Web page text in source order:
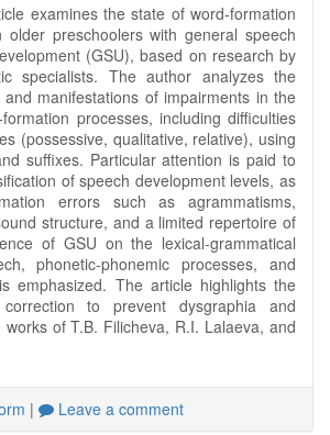
examines the state of word-formation
older preschoolers with general speech
(GSU), based on research by
specialists. The author analyzes the
and manifestations of impairments in the
processes, including difficulties
(possessive, qualitative, relative), using
suffixes. Particular attention is paid to
of speech development levels, as
errors such as agrammatisms,
structure, and a limited repertoire of
of GSU on the lexical-grammatical
phonetic-phonemic processes, and
emphasized. The article highlights the
to prevent dysgraphia and
of T.B. Filicheva, R.I. Lalaeva, and
| Leave a comment